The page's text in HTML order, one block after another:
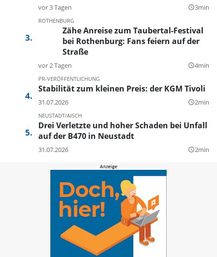
vor 3 Tagen query_builder3min
ROTHENBURG
Zähe Anreise zum Taubertal-Festival
bei Rothenburg: Fans feiern auf der
Straße
vor 2 Tagen query_builder4min
PR-VERÖFFENTLICHUNG
Stabilität zum kleinen Preis: der KGM Tivoli
31.07.2026 query_builder2min
NEUSTADT/AISCH
Drei Verletzte und hoher Schaden bei Unfall
auf der B470 in Neustadt
31.07.2026 query_builder2min